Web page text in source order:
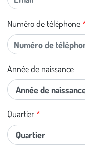
Numéro de téléphone
Année de naissance
Quartier